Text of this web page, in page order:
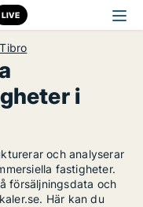
LIVE
i
och analyserar
fastigheter.
försäljningsdata och
Här kan du